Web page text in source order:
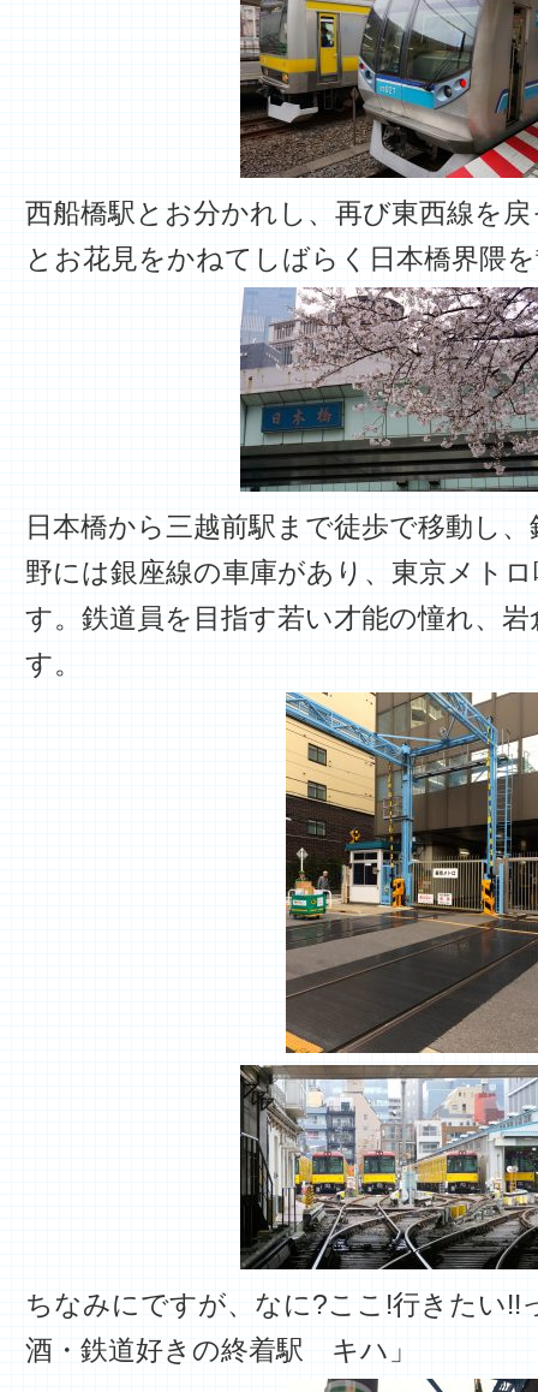
西船橋駅とお分かれし、再び東西線を
とお花見をかねてしばらく日本橋界隈
日本橋から三越前駅まで徒歩で移動し
野には銀座線の車庫があり、東京メト
す。鉄道員を目指す若い才能の憧れ、
す。
ちなみにですが、なに?ここ!行きたい!!
酒・鉄道好きの終着駅 キハ」